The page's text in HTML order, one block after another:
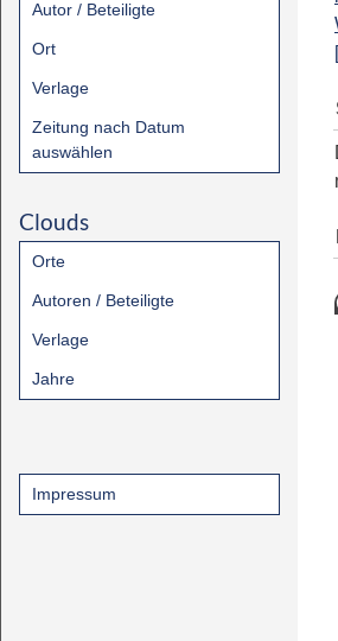
Autor / Beteiligte
Ort
Verlage
Zeitung nach Datum
auswählen
Clouds
Orte
Autoren / Beteiligte
Verlage
Jahre
Impressum
[